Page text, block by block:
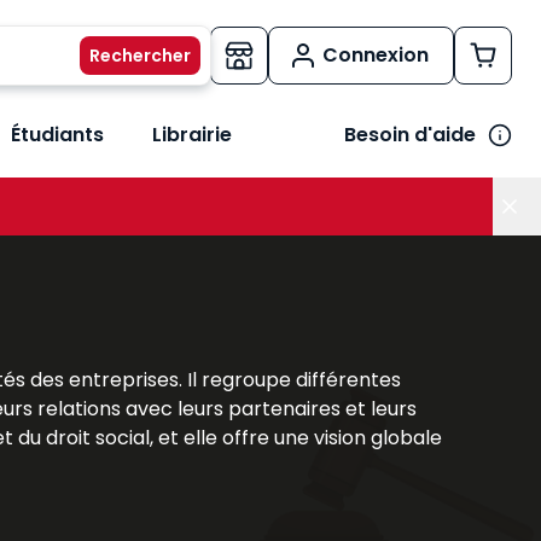
Connexion
métiers
le sous-menu Vos besoins
Étudiants Librairie Besoin d'aide
des entreprises. Il regroupe différentes
relations avec leurs partenaires et leurs
droit social, et elle offre une vision globale